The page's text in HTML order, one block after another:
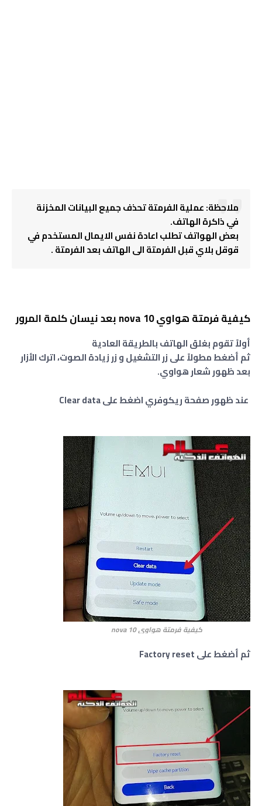
ملاحظة: عملية الفرمتة تحذف جميع البيانات المخزنة
في ذاكرة الهاتف.
بعض الهواتف تطلب اعادة نفس الايمال المستخدم في
قوقل بلاي قبل الفرمتة الى الهاتف بعد الفرمتة .
كيفية فرمتة هواوي nova 10 بعد نيسان كلمة المرور
أولاً تقوم بغلق الهاتف بالطريقة العادية
ثم أضغط مطولاً على زر التشغيل و زر زيادة الصوت، اترك الأزار
بعد ظهور شعار هواوي.
عند ظهور صفحة ريكوفري اضغط على Clear data
كيفية فرمتة هواويnova 10
ثم أضغط على Factory reset